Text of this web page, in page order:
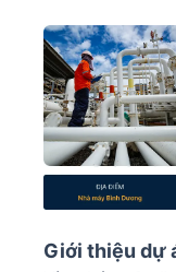
Giới thiệu dự